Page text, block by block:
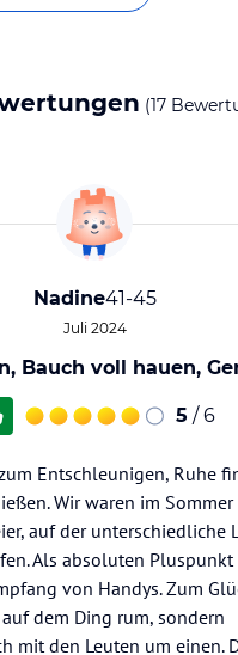
(17
Nadine41-45
Juli 2024
Bauch voll hauen,
5 / 6
Entschleunigen, Ruhe
Wir waren im
auf der unterschiedliche
Als absoluten Pluspunkt
von Handys. Zum
dem Ding rum, sondern
mit den Leuten um einen.